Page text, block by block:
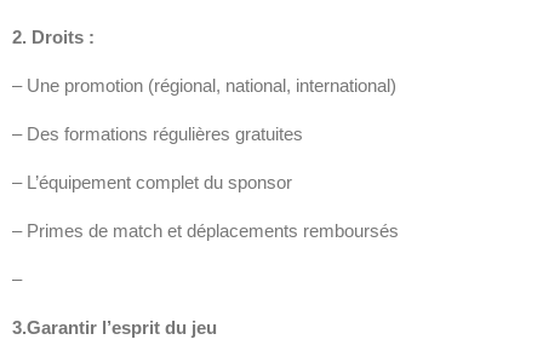
2. Droits :
– Une promotion (régional, national, international)
– Des formations régulières gratuites
– L’équipement complet du sponsor
– Primes de match et déplacements remboursés
–
3.Garantir l’esprit du jeu